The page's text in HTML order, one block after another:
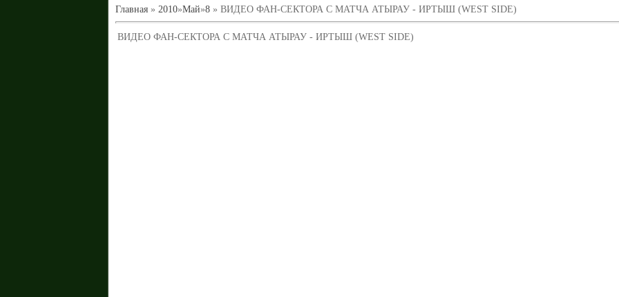
Главная » 2010»Май»8 » ВИДЕО ФАН-СЕКТОРА С МАТЧА АТЫРАУ - ИРТЫШ (WEST SIDE)
ВИДЕО ФАН-СЕКТОРА С МАТЧА АТЫРАУ - ИРТЫШ (WEST SIDE)